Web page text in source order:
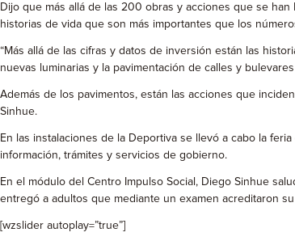
Dijo que más allá de las 200 obras y acciones que se
historias de vida que son más importantes que los
“Más allá de las cifras y datos de inversión están las
nuevas luminarias y la pavimentación de calles y
Además de los pavimentos, están las acciones que
Sinhue.
En las instalaciones de la Deportiva se llevó a cabo la
información, trámites y servicios de gobierno.
En el módulo del Centro Impulso Social, Diego Sinhue
entregó a adultos que mediante un examen acreditaron
[wzslider autoplay=”true”]